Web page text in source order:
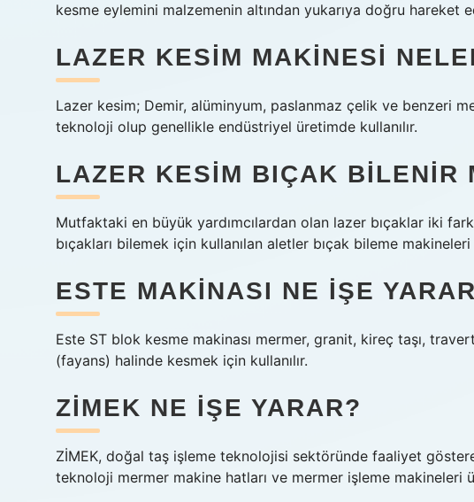
kesme eylemini malzemenin altından yukarıya doğru hareket
LAZER KESIM MAKINESI
Lazer kesim; Demir, alüminyum, paslanmaz çelik ve benzeri
teknoloji olup genellikle endüstriyel üretimde kullanılır.
LAZER KESIM BIÇAK BILENIR
Mutfaktaki en büyük yardımcılardan olan lazer bıçaklar iki
bıçakları bilemek için kullanılan aletler bıçak bileme makineleri
ESTE MAKINASI NE IŞE
Este ST blok kesme makinası mermer, granit, kireç taşı,
(fayans) halinde kesmek için kullanılır.
ZIMEK NE IŞE YARAR?
ZİMEK, doğal taş işleme teknolojisi sektöründe faaliyet
teknoloji mermer makine hatları ve mermer işleme makineleri